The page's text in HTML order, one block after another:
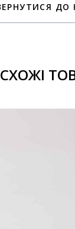
ДО
СХОЖІ